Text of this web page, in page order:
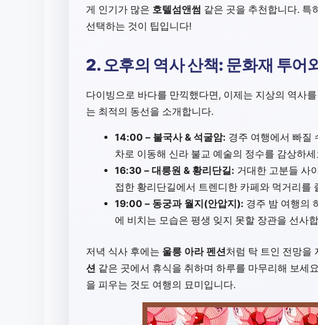
게 인기가 많은 호텔섬앤썸 같은 곳을 추천합니다. 특
선택하는 것이 팁입니다!
2. 오후의 역사 산책: 문화재 투어
다이빙으로 바다를 만끽했다면, 이제는 지상의 역사
는 최적의 동선을 소개합니다.
14:00 – 불국사 & 석굴암: 경주 여행에서 빠질
차로 이동해 신라 불교 예술의 정수를 감상하세
16:30 – 대릉원 & 황리단길: 거대한 고분들 사
접한 황리단길에서 트렌디한 카페와 먹거리를
19:00 – 동궁과 월지(안압지): 경주 밤 여행의
에 비치는 모습은 평생 잊지 못할 장관을 선사
저녁 식사 후에는 울릉 아라 펜션처럼 탁 트인 전망을
션 같은 곳에서 휴식을 취하며 하루를 마무리해 보세
을 피우는 것도 여행의 묘미입니다.